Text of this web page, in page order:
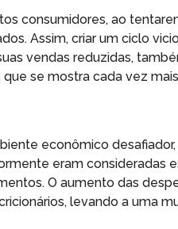
consumidores, ao
Assim, criar um ciclo
vendas reduzidas,
se mostra cada vez
econômico
eram consideradas
O aumento das
levando a uma